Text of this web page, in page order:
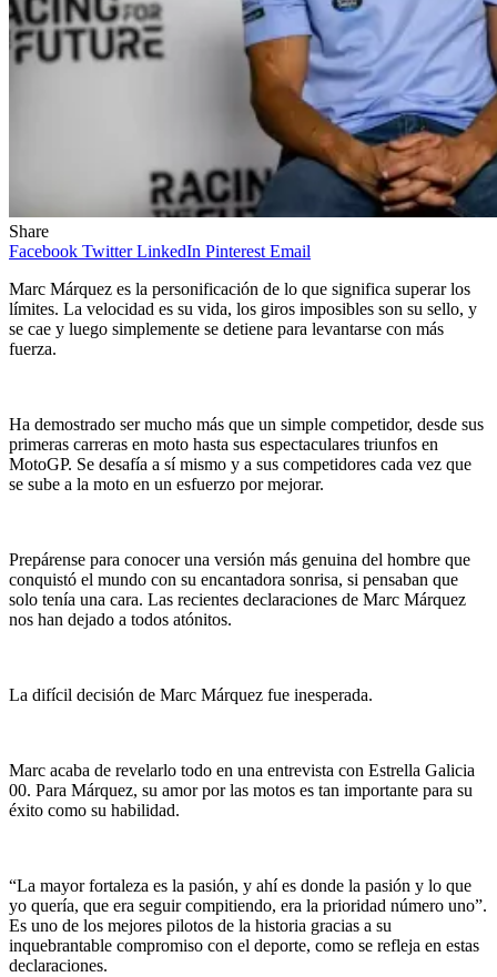
Share
Facebook Twitter LinkedIn Pinterest Email
Marc Márquez es la personificación de lo que significa superar los
límites. La velocidad es su vida, los giros imposibles son su sello, y
se cae y luego simplemente se detiene para levantarse con más
fuerza.
Ha demostrado ser mucho más que un simple competidor, desde sus
primeras carreras en moto hasta sus espectaculares triunfos en
MotoGP. Se desafía a sí mismo y a sus competidores cada vez que
se sube a la moto en un esfuerzo por mejorar.
Prepárense para conocer una versión más genuina del hombre que
conquistó el mundo con su encantadora sonrisa, si pensaban que
solo tenía una cara. Las recientes declaraciones de Marc Márquez
nos han dejado a todos atónitos.
La difícil decisión de Marc Márquez fue inesperada.
Marc acaba de revelarlo todo en una entrevista con Estrella Galicia
00. Para Márquez, su amor por las motos es tan importante para su
éxito como su habilidad.
“La mayor fortaleza es la pasión, y ahí es donde la pasión y lo que
yo quería, que era seguir compitiendo, era la prioridad número uno”.
Es uno de los mejores pilotos de la historia gracias a su
inquebrantable compromiso con el deporte, como se refleja en estas
declaraciones.